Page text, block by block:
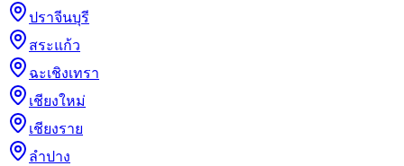
ปราจีนบุรี
สระแก้ว
ฉะเชิงเทรา
เชียงใหม่
เชียงราย
ลำปาง